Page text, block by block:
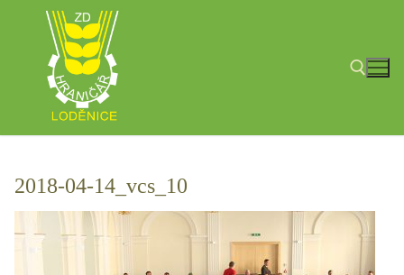
Přeskočit
2018-04-14_vcs_10